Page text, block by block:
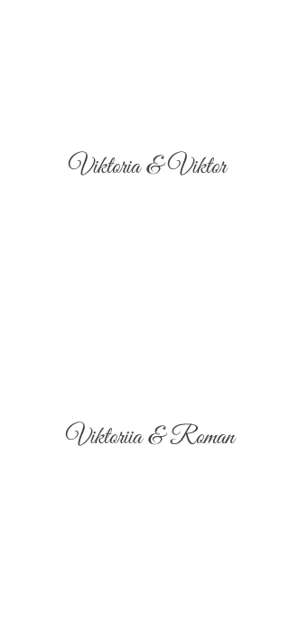
Viktoria & Viktor
Viktoriia & Roman